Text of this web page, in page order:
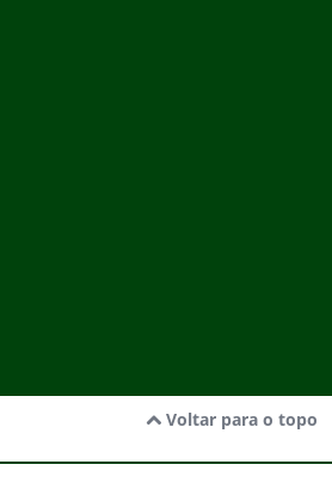
Voltar para o topo